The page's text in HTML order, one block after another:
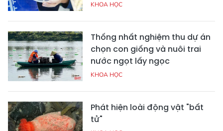
KHOA HỌC
Thống nhất nghiệm thu dự án
chọn con giống và nuôi trai
nước ngọt lấy ngọc
KHOA HỌC
Phát hiện loài động vật "bất
tử"